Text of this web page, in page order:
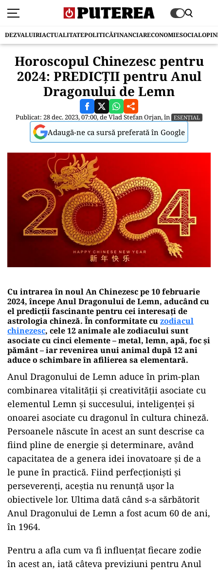
DEZVALUIRIACTUALITATEPOLITICĂFINANCIARECONOMIESOCIAL
Horoscopul Chinezesc pentru
2024: PREDICȚII pentru Anul
Dragonului de Lemn
Publicat: 28 dec. 2023, 07:00, deVlad Stefan Orjan, în ESENȚIAL
Adaugă-ne ca sursă preferată în Google
Cu intrarea în noul An Chinezesc pe 10 februarie
2024, începe Anul Dragonului de Lemn, aducând cu
el predicții fascinante pentru cei interesați de
astrologia chineză. În conformitate cuzodiacul
chinezesc, cele 12 animale ale zodiacului sunt
asociate cu cinci elemente – metal, lemn, apă, foc și
pământ – iar revenirea unui animal după 12 ani
aduce o schimbare în afilierea sa elementară.
Anul Dragonului de Lemn aduce în prim-plan
combinarea vitalității și creativității asociate cu
elementul Lemn și succesului, inteligenței și
onoarei asociate cu dragonul în cultura chineză.
Persoanele născute în acest an sunt descrise ca
fiind pline de energie și determinare, având
capacitatea de a genera idei inovatoare și de a
le pune în practică. Fiind perfecționiști și
perseverenți, aceștia nu renunță ușor la
obiectivele lor. Ultima dată când s-a sărbătorit
Anul Dragonului de Lemn a fost acum 60 de ani,
în 1964.
Pentru a afla cum va fi influențat fiecare zodie
în acest an, iată câteva previziuni pentru Anul